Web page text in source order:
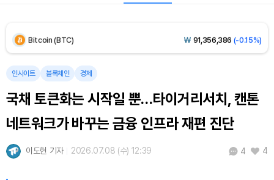
Bitcoin (BTC) ₩ 91,356,386 (-0.15%)
인사이트 블록체인 경제
국채 토큰화는 시작일 뿐…타이거리서치, 캔톤
네트워크가 바꾸는 금융 인프라 재편 진단
이도현 기자 2026.07.08 (수) 12:39 4 4